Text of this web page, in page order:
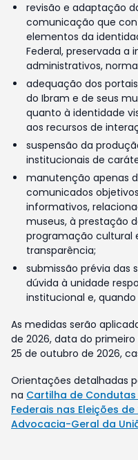
revisão e adaptação
comunicação que
elementos da
Federal, preservada a
administrativos,
adequação dos
do Ibram e de seus
quanto à identidade
aos recursos de
suspensão da
institucionais de
manutenção apenas
comunicados
informativos,
museus, à prestação
programação cultural
transparência;
submissão prévia das
dúvida à unidade
institucional e,
As medidas serão
de 2026, data do
25 de outubro de 2026,
Orientações detalhadas
na Cartilha de
Federais nas Eleições
Advocacia-Geral da